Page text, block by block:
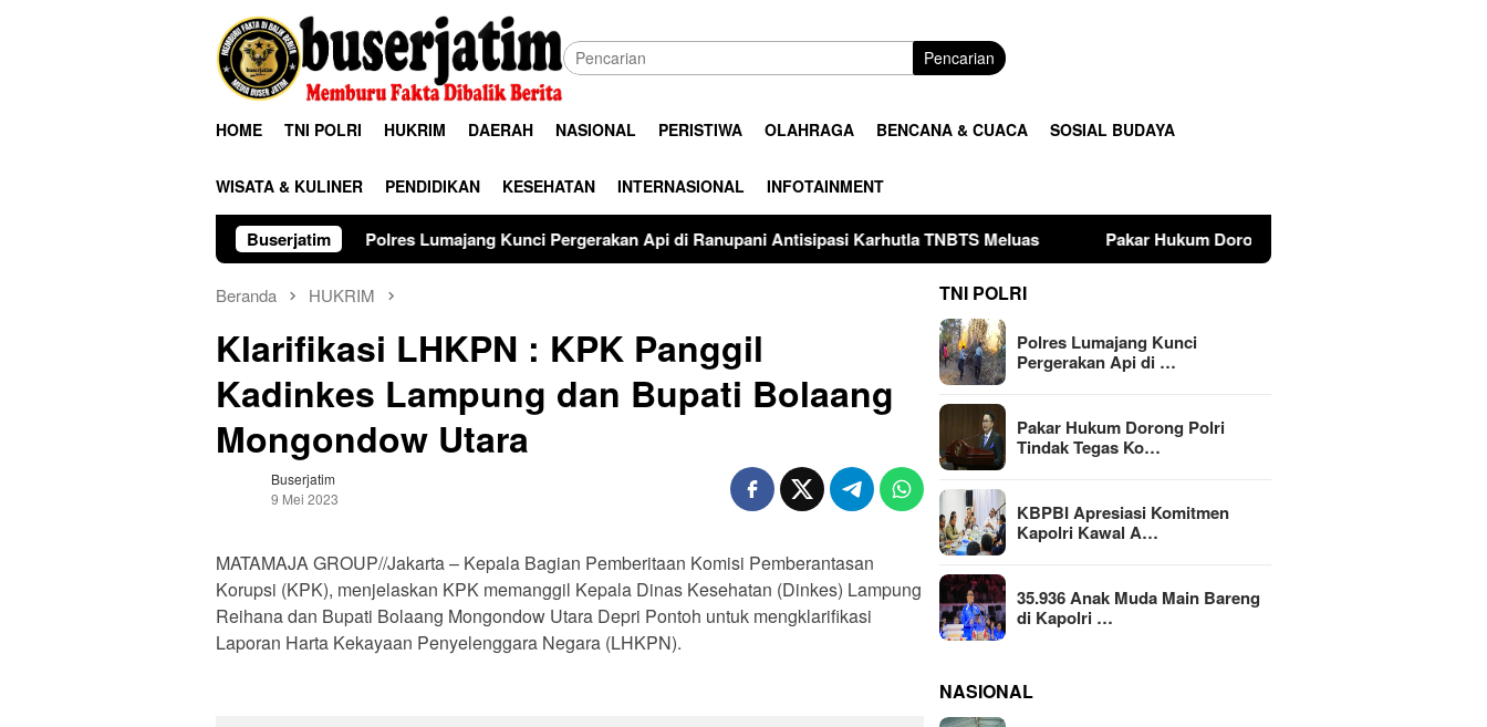
Pencarian
HOME TNI POLRI HUKRIM DAERAH NASIONAL PERISTIWA OLAHRAGA BENCANA & CUACA SOSIAL BUDAYA
WISATA & KULINER PENDIDIKAN KESEHATAN INTERNASIONAL INFOTAINMENT
Buserjatim
Polres Lumajang Kunci Pergerakan Api di Ranupani Antisipasi Karhutla TNBTS Meluas Pakar Hukum Dorong Polri Tindak Tegas Konten Medsos yang
Beranda HUKRIM
Klarifikasi LHKPN : KPK Panggil
Kadinkes Lampung dan Bupati Bolaang
Mongondow Utara
Buserjatim
9 Mei 2023
MATAMAJA GROUP//Jakarta – Kepala Bagian Pemberitaan Komisi Pemberantasan
Korupsi (KPK), menjelaskan KPK memanggil Kepala Dinas Kesehatan (Dinkes) Lampung
Reihana dan Bupati Bolaang Mongondow Utara Depri Pontoh untuk mengklarifikasi
Laporan Harta Kekayaan Penyelenggara Negara (LHKPN).
TNI POLRI
Polres Lumajang Kunci
Pergerakan Api di …
Pakar Hukum Dorong Polri
Tindak Tegas Ko…
KBPBI Apresiasi Komitmen
Kapolri Kawal A…
35.936 Anak Muda Main Bareng
di Kapolri …
NASIONAL